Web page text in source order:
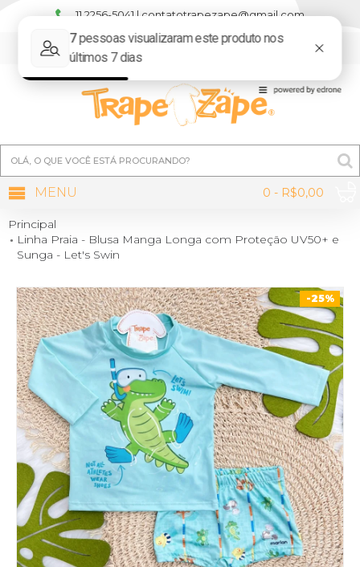
11 2256-5041 | contatotrapezape@gmail.com
MINHA CONTA
0 - R$0,00
MENU
Principal
Linha Praia - Blusa Manga Longa com Proteção UV50+ e
Sunga - Let's Swin
-25%